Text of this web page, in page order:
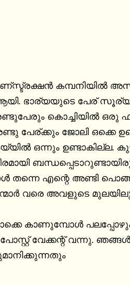
കമ്പനിയിൽ
ഭാര്യയുടെ പേര്
കൊച്ചിയിൽ ഒരു
പേര്ക്കും ജോലി ഒക്കെ
ഒന്നും ഉണ്ടാകില്ല.
എന്റെ അണ്ടി
വരെ അവളുടെ
കാണുമ്പോൾ
പോസ്റ്റ് വേക്കന്റ് വന്നു.